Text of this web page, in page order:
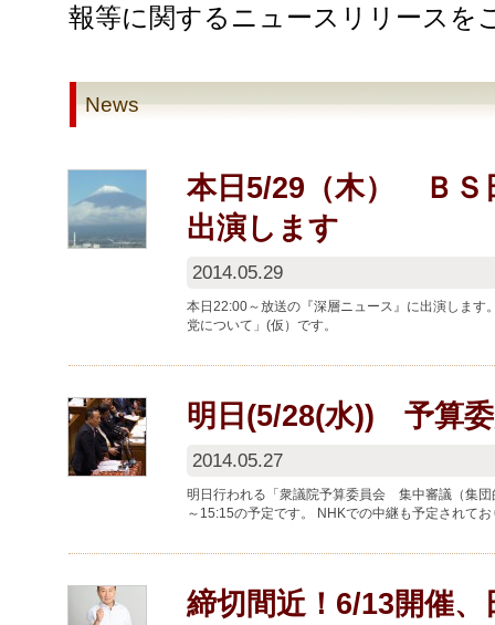
報等に関するニュースリリースを
News
本日5/29（木） ＢＳ
出演します
2014.05.29
本日22:00～放送の『深層ニュース』に出演しま
党について」(仮）です。
明日(5/28(水)) 予算
2014.05.27
明日行われる「衆議院予算委員会 集中審議（集
～15:15の予定です。 NHKでの中継も予定されて
締切間近！6/13開催